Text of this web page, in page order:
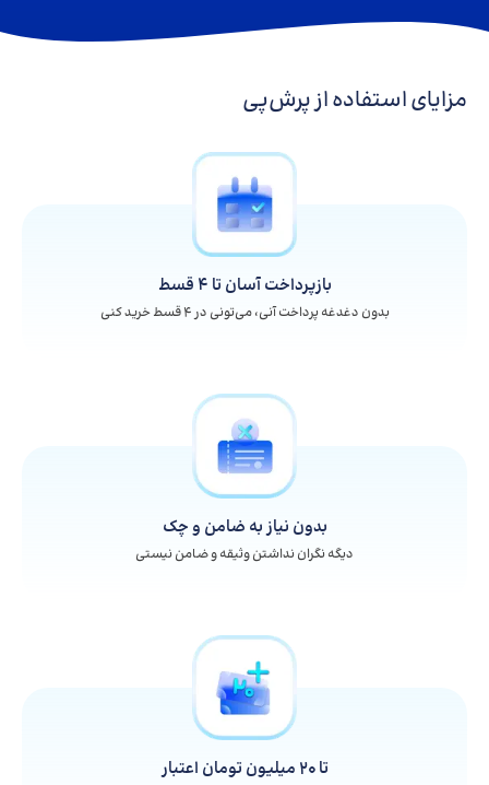
مزایای استفاده از پرش‌پی
بازپرداخت آسان تا ۴ قسط
بدون دغدغه پرداخت آنی، می‌تونی در ۴ قسط خرید کنی
بدون نیاز به ضامن و چک
دیگه نگران نداشتن وثیقه و ضامن نیستی
تا 20 میلیون تومان اعتبار